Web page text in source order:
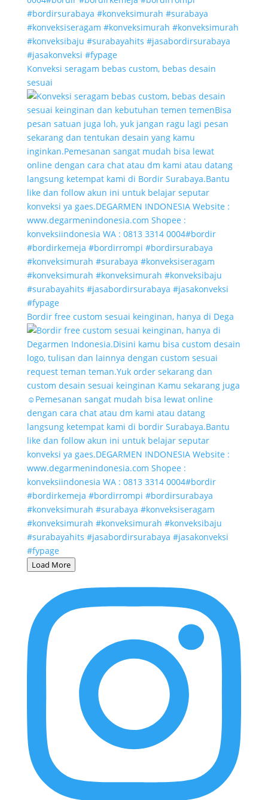
Konveksi seragam bebas custom, bebas desain
sesuai
Bordir free custom sesuai keinginan, hanya di Dega
Load More